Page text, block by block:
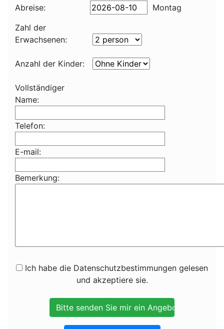
Abreise:
Montag
Zahl der
Erwachsenen:
Anzahl der Kinder:
Vollständiger
Name:
Telefon:
E-mail:
Bemerkung:
Ich habe die Datenschutzbestimmungen gelesen
und akzeptiere sie.